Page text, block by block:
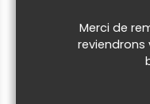
Merci de
reviendrons